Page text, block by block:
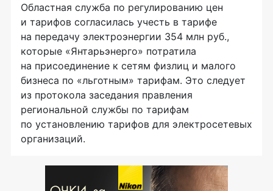
Областная служба по регулированию цен
и тарифов согласилась учесть в тарифе
на передачу электроэнергии 354 млн руб.,
которые «Янтарьэнерго» потратила
на присоединение к сетям физлиц и малого
бизнеса по «льготным» тарифам. Это следует
из протокола заседания правления
региональной службы по тарифам
по установлению тарифов для электросетевых
организаций.